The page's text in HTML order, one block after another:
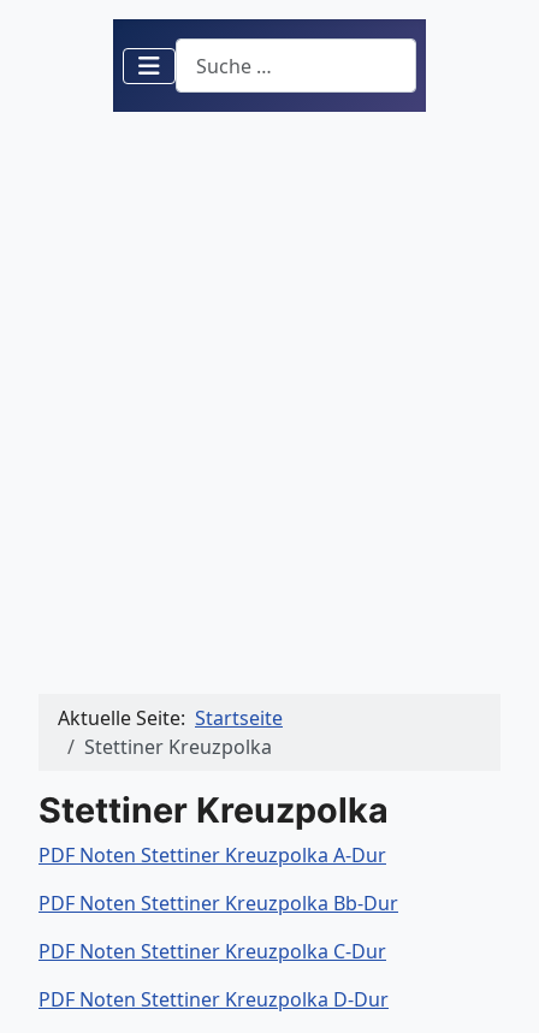
Suchen
Aktuelle Seite: Startseite
Stettiner Kreuzpolka
Stettiner Kreuzpolka
PDF Noten Stettiner Kreuzpolka A-Dur
PDF Noten Stettiner Kreuzpolka Bb-Dur
PDF Noten Stettiner Kreuzpolka C-Dur
PDF Noten Stettiner Kreuzpolka D-Dur